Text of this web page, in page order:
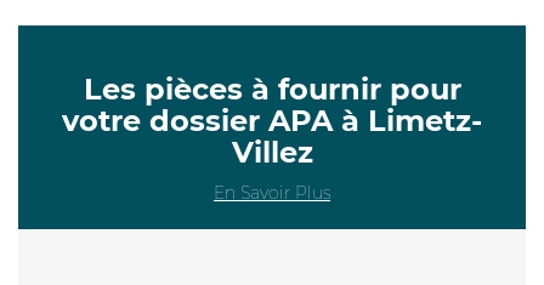
Les pièces à fournir pour
votre dossier APA à Limetz-
Villez
En Savoir Plus